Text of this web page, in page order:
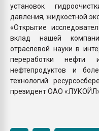
установок
давления, жидкостной
«Открытие
вклад нашей
отраслевой науки в
переработки нефти
нефтепродуктов и
технологий
президент ОАО